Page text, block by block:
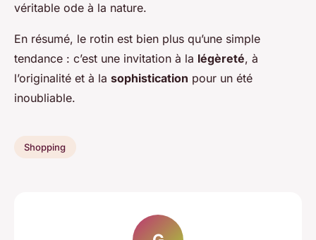
véritable ode à la nature.
En résumé, le rotin est bien plus qu’une simple
tendance : c’est une invitation à la légèreté, à
l’originalité et à la sophistication pour un été
inoubliable.
Shopping